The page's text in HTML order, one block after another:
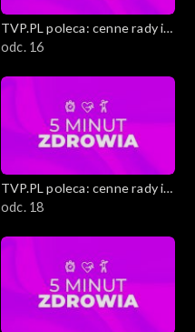
TVP.PL poleca: cenne rady i
ciekawostki
odc. 16
TVP.PL poleca: cenne rady i
ciekawostki
odc. 18